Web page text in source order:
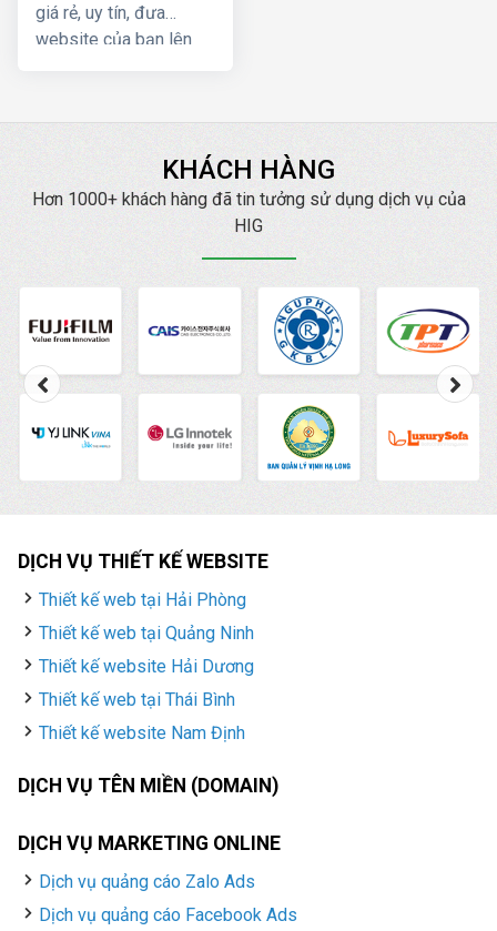
giá rẻ, uy tín, đưa
website của bạn lên
nhanh chóng với chi phí
KHÁCH HÀNG
Hơn 1000+ khách hàng đã tin tưởng sử dụng dịch vụ của
HIG
DỊCH VỤ THIẾT KẾ WEBSITE
Thiết kế web tại Hải Phòng
Thiết kế web tại Quảng Ninh
Thiết kế website Hải Dương
Thiết kế web tại Thái Bình
Thiết kế website Nam Định
DỊCH VỤ TÊN MIỀN (DOMAIN)
DỊCH VỤ MARKETING ONLINE
Dịch vụ quảng cáo Zalo Ads
Dịch vụ quảng cáo Facebook Ads